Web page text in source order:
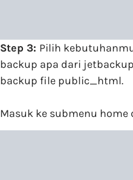
Step 3: Pilih
backup apa dari
backup file public_html.
Masuk ke submenu